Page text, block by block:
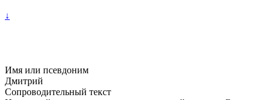
↓
Имя или псевдоним
Дмитрий
Сопроводительный текст